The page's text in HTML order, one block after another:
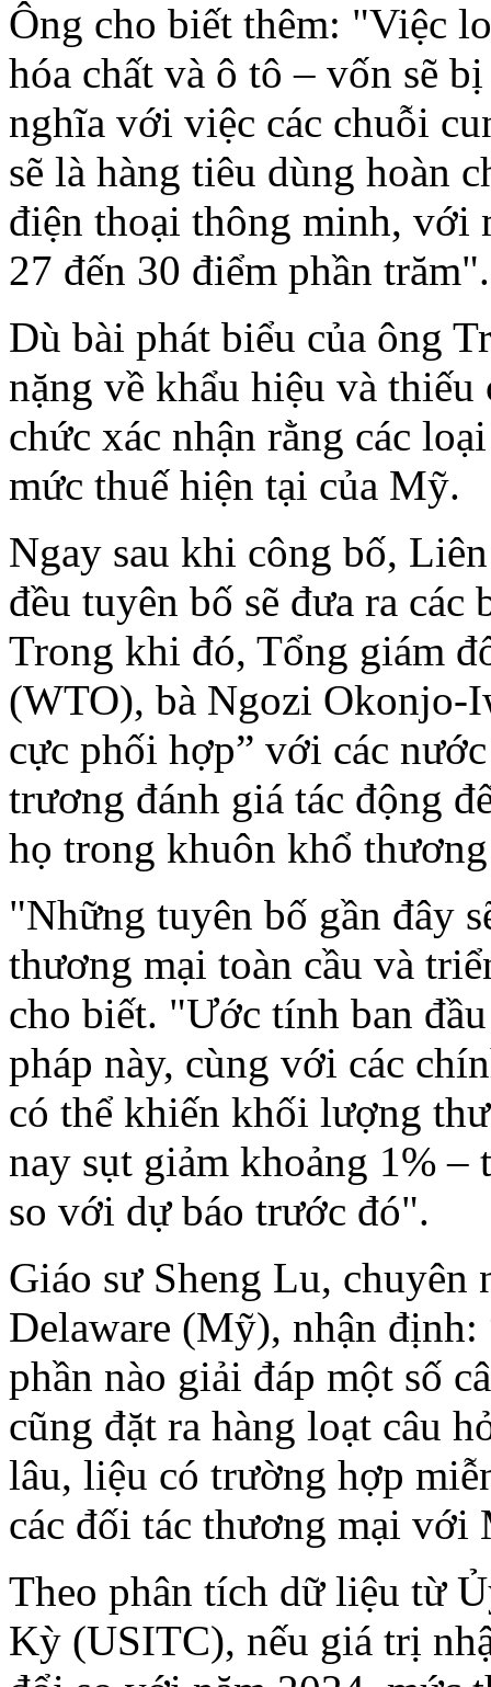
Ông cho biết thêm: "Việc
hóa chất và ô tô – vốn sẽ
nghĩa với việc các chuỗi
sẽ là hàng tiêu dùng hoàn
điện thoại thông minh, với
27 đến 30 điểm phần trăm".
Dù bài phát biểu của ông
nặng về khẩu hiệu và
chức xác nhận rằng các
mức thuế hiện tại của Mỹ.
Ngay sau khi công bố,
đều tuyên bố sẽ đưa ra
Trong khi đó, Tổng giám
(WTO), bà Ngozi Okonjo-
cực phối hợp” với các
trương đánh giá tác động
họ trong khuôn khổ
"Những tuyên bố gần đây
thương mại toàn cầu và
cho biết. "Ước tính ban
pháp này, cùng với các
có thể khiến khối lượng
nay sụt giảm khoảng 1% –
so với dự báo trước đó".
Giáo sư Sheng Lu,
Delaware (Mỹ), nhận
phần nào giải đáp một số
cũng đặt ra hàng loạt câu
lâu, liệu có trường hợp
các đối tác thương mại với
Theo phân tích dữ liệu từ
Kỳ (USITC), nếu giá trị